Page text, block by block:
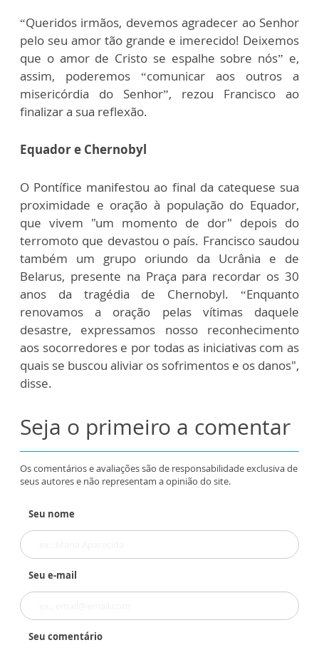
“Queridos irmãos, devemos agradecer ao Senhor
pelo seu amor tão grande e imerecido! Deixemos
que o amor de Cristo se espalhe sobre nós” e,
assim, poderemos “comunicar aos outros a
misericórdia do Senhor”, rezou Francisco ao
finalizar a sua reflexão.
Equador e Chernobyl
O Pontífice manifestou ao final da catequese sua
proximidade e oração à população do Equador,
que vivem "um momento de dor" depois do
terromoto que devastou o país. Francisco saudou
também um grupo oriundo da Ucrânia e de
Belarus, presente na Praça para recordar os 30
anos da tragédia de Chernobyl. “Enquanto
renovamos a oração pelas vítimas daquele
desastre, expressamos nosso reconhecimento
aos socorredores e por todas as iniciativas com as
quais se buscou aliviar os sofrimentos e os danos",
disse.
Seja o primeiro a comentar
Os comentários e avaliações são de responsabilidade exclusiva de
seus autores e não representam a opinião do site.
Seu nome
Seu e-mail
Seu comentário